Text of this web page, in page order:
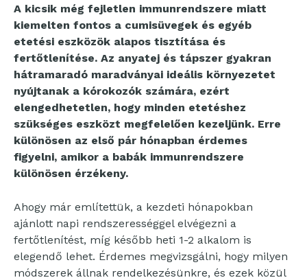
A kicsik még fejletlen immunrendszere miatt
kiemelten fontos a cumisüvegek és egyéb
etetési eszközök alapos tisztítása és
fertőtlenítése. Az anyatej és tápszer gyakran
hátramaradó maradványai ideális környezetet
nyújtanak a kórokozók számára, ezért
elengedhetetlen, hogy minden etetéshez
szükséges eszközt megfelelően kezeljünk. Erre
különösen az első pár hónapban érdemes
figyelni, amikor a babák immunrendszere
különösen érzékeny.
Ahogy már említettük, a kezdeti hónapokban
ajánlott napi rendszerességgel elvégezni a
fertőtlenítést, míg később heti 1-2 alkalom is
elegendő lehet. Érdemes megvizsgálni, hogy milyen
módszerek állnak rendelkezésünkre, és ezek közül